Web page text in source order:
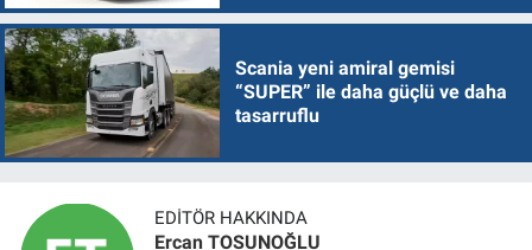
Scania yeni amiral gemisi
“SUPER” ile daha güçlü ve daha
tasarruflu
EDITÖR HAKKINDA
Ercan TOSUNOĞLU